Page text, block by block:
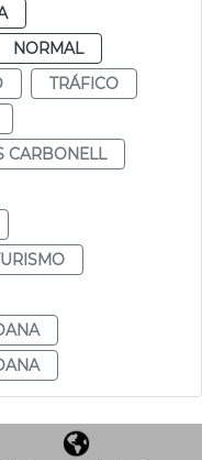
NORMAL
TRÁFICO
CARBONELL